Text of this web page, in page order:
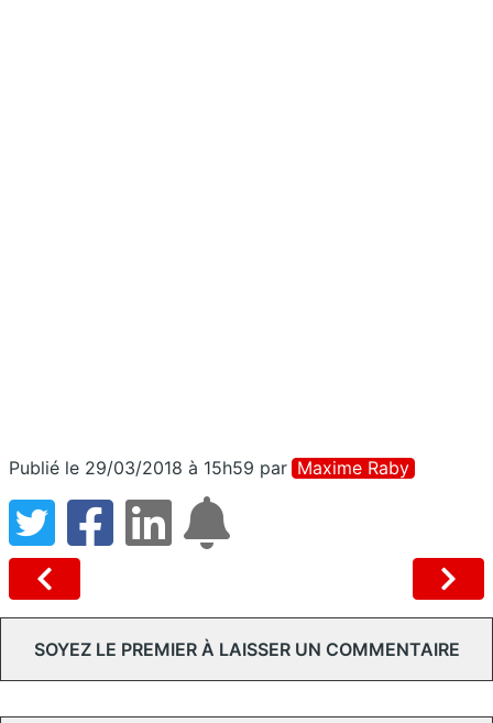
Publié le 29/03/2018 à 15h59 par Maxime Raby
SOYEZ LE PREMIER À LAISSER UN COMMENTAIRE